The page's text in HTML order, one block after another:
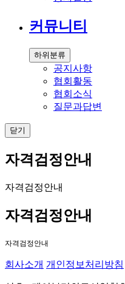
커뮤니티
하위분류
공지사항
협회활동
협회소식
질문과답변
닫기
자격검정안내
자격검정안내
자격검정안내
자격검정안내
회사소개 개인정보처리방침